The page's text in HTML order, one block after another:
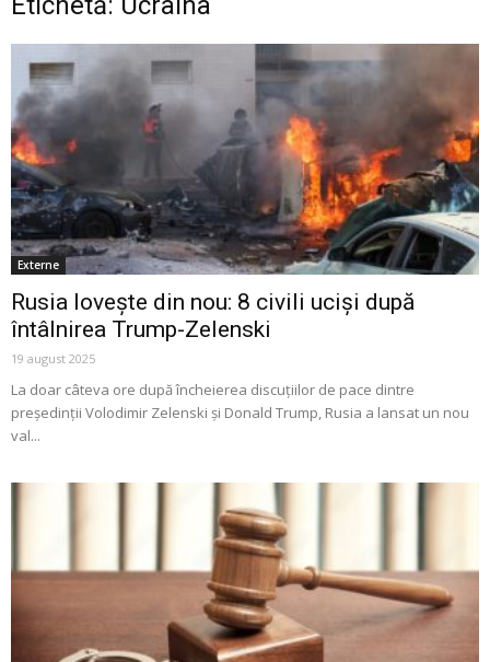
Externe
Rusia lovește din nou: 8 civili uciși după
întâlnirea Trump-Zelenski
19 august 2025
La doar câteva ore după încheierea discuțiilor de pace dintre
președinții Volodimir Zelenski și Donald Trump, Rusia a lansat un nou
val...